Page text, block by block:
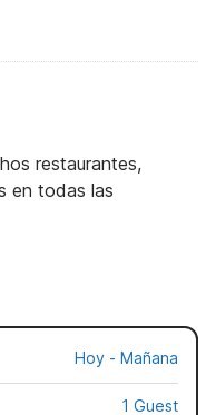
restaurantes,
en todas las
Hoy - Mañana
1 Guest